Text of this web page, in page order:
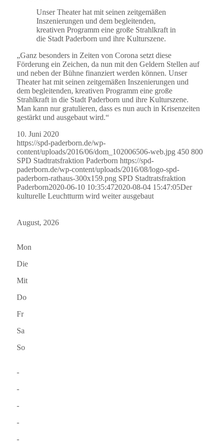
Unser Theater hat mit seinen zeitgemäßen
Inszenierungen und dem begleitenden,
kreativen Programm eine große Strahlkraft in
die Stadt Paderborn und ihre Kulturszene.
„Ganz besonders in Zeiten von Corona setzt diese
Förderung ein Zeichen, da nun mit den Geldern Stellen auf
und neben der Bühne finanziert werden können. Unser
Theater hat mit seinen zeitgemäßen Inszenierungen und
dem begleitenden, kreativen Programm eine große
Strahlkraft in die Stadt Paderborn und ihre Kulturszene.
Man kann nur gratulieren, dass es nun auch in Krisenzeiten
gestärkt und ausgebaut wird.“
10. Juni 2020
https://spd-paderborn.de/wp-
content/uploads/2016/06/dom_102006506-web.jpg 450 800
SPD Stadtratsfraktion Paderborn https://spd-
paderborn.de/wp-content/uploads/2016/08/logo-spd-
paderborn-rathaus-300x159.png SPD Stadtratsfraktion
Paderborn2020-06-10 10:35:472020-08-04 15:47:05Der
kulturelle Leuchtturm wird weiter ausgebaut
August, 2026
Mon
Die
Mit
Do
Fr
Sa
So
-
-
-
-
-